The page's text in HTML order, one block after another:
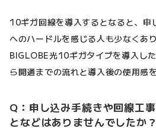
10ギガ回線を導入するとなると、申
へのハードルを感じる人も少なくあ
BIGLOBE光10ギガタイプを導入し
ら開通までの流れと導入後の使用感
Q：申し込み手続きや回線工
となどはありませんでしたか？